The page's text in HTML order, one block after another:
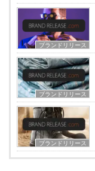
ブランドリリース
ブランドリリース
ブランドリリース